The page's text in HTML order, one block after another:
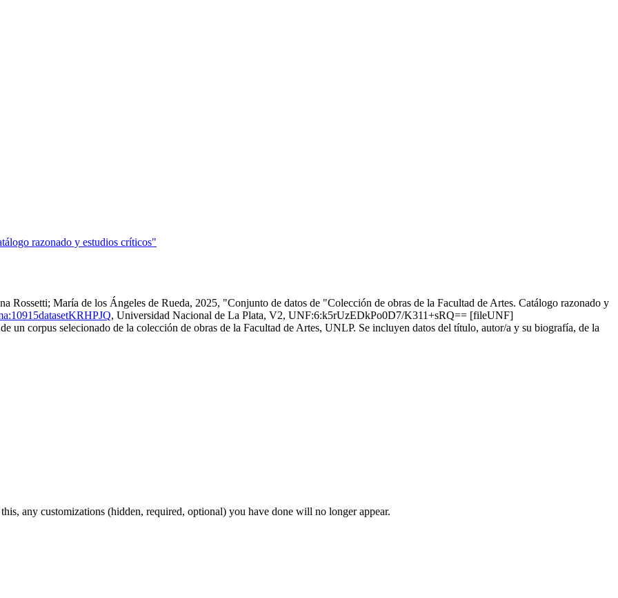
razonado y estudios críticos"
Rossetti; María de los Ángeles de Rueda, 2025, "Conjunto de datos de "Colección de obras de la Facultad de Artes. Catálogo razonado y
, Universidad Nacional de La Plata, V2, UNF:6:k5rUzEDkPo0D7/K311+sRQ== [fileUNF]
un corpus selecionado de la colección de obras de la Facultad de Artes, UNLP. Se incluyen datos del título, autor/a y su biografía, de la
any customizations (hidden, required, optional) you have done will no longer appear.